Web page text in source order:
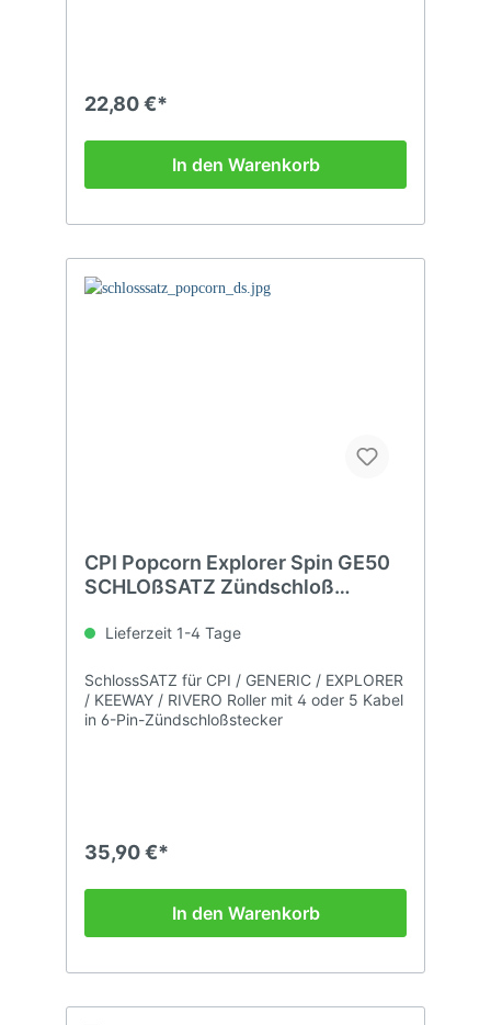
22,80 €*
In den Warenkorb
CPI Popcorn Explorer Spin GE50
SCHLOßSATZ Zündschloß
Lieferzeit 1-4 Tage
SchlossSATZ für CPI / GENERIC / EXPLORER
/ KEEWAY / RIVERO Roller mit 4 oder 5 Kabel
in 6-Pin-Zündschloßstecker
35,90 €*
In den Warenkorb